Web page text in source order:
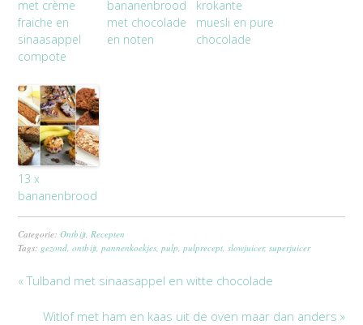
met crème
fraiche en
sinaasappel
compote
bananenbrood
met chocolade
en noten
krokante
muesli en pure
chocolade
13 x
bananenbrood
Categorie:Ontbijt Recepten
Tags: gezond ,ontbijt ,pannenkoekjes ,pulp ,pulprecept ,slowjuicer,superjuicer
« Tulband met sinaasappel en witte chocolade
Witlof met ham en kaas uit de oven maar dan anders »